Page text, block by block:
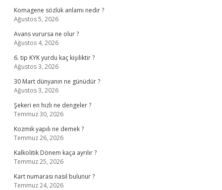
Komagene sözlük anlamı nedir ?
Ağustos 5, 2026
Avans vurursa ne olur ?
Ağustos 4, 2026
6. tip KYK yurdu kaç kişiliktir ?
Ağustos 3, 2026
30 Mart dünyanın ne günüdür ?
Ağustos 3, 2026
Şekeri en hızlı ne dengeler ?
Temmuz 30, 2026
Kozmik yapılı ne demek ?
Temmuz 26, 2026
Kalkolitik Dönem kaça ayrılır ?
Temmuz 25, 2026
Kart numarası nasıl bulunur ?
Temmuz 24, 2026